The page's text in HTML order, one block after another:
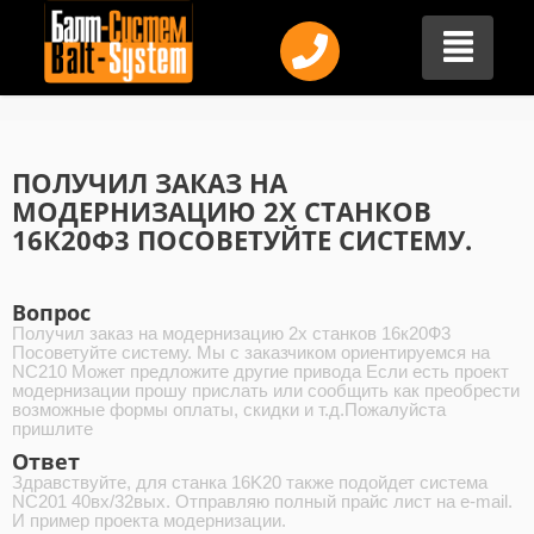
ПОЛУЧИЛ ЗАКАЗ НА
МОДЕРНИЗАЦИЮ 2Х СТАНКОВ
16К20Ф3 ПОСОВЕТУЙТЕ СИСТЕМУ.
Вопрос
Получил заказ на модернизацию 2х станков 16к20Ф3
Посоветуйте систему. Мы с заказчиком ориентируемся на
NC210 Может предложите другие привода Если есть проект
модернизации прошу прислать или сообщить как преобрести
возможные формы оплаты, скидки и т.д.Пожалуйста
пришлите
Ответ
Здравствуйте, для станка 16K20 также подойдет система
NC201 40вх/32вых. Отправляю полный прайс лист на e-mail.
И пример проекта модернизации.